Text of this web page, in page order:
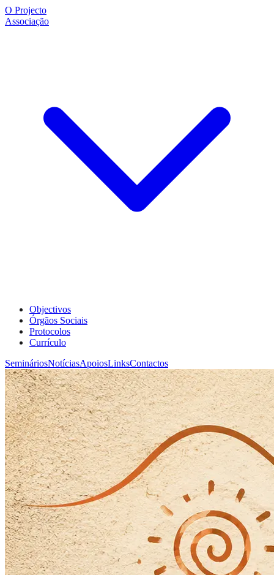
O Projecto
Associação
Objectivos
Órgãos Sociais
Protocolos
Currículo
SemináriosNotíciasApoiosLinksContactos